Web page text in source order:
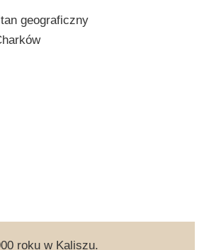
geograficzny
roku w Kaliszu.